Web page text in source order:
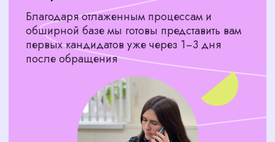
мастера, которые увеличат средний чек и число
постоянных клиентов
Для цветочных салонов и
магазинов
Для оформления мероприятий